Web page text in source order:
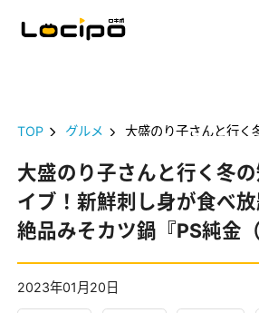
TOP グルメ 大盛のり子さんと行く冬の知多半島ドライブ！新鮮刺し身が食べ
大盛のり子さんと行く冬
イブ！新鮮刺し身が食べ
絶品みそカツ鍋『PS純金
2023年01月20日